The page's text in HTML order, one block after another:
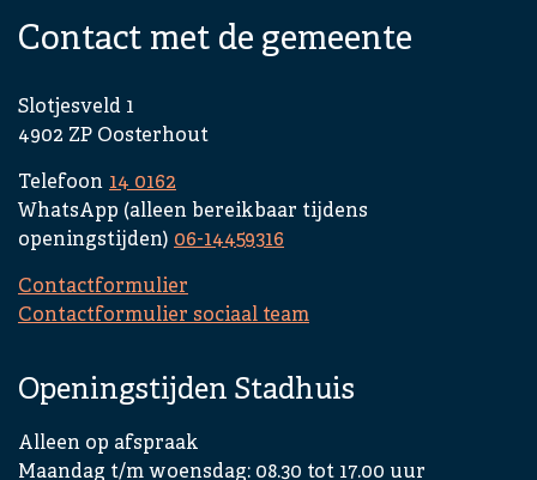
Contact met de gemeente
Slotjesveld 1
4902 ZP Oosterhout
Telefoon 14 0162
WhatsApp (alleen bereikbaar tijdens
openingstijden) 06-14459316
Contactformulier
Contactformulier sociaal team
Openingstijden Stadhuis
Alleen op afspraak
Maandag t/m woensdag: 08.30 tot 17.00 uur